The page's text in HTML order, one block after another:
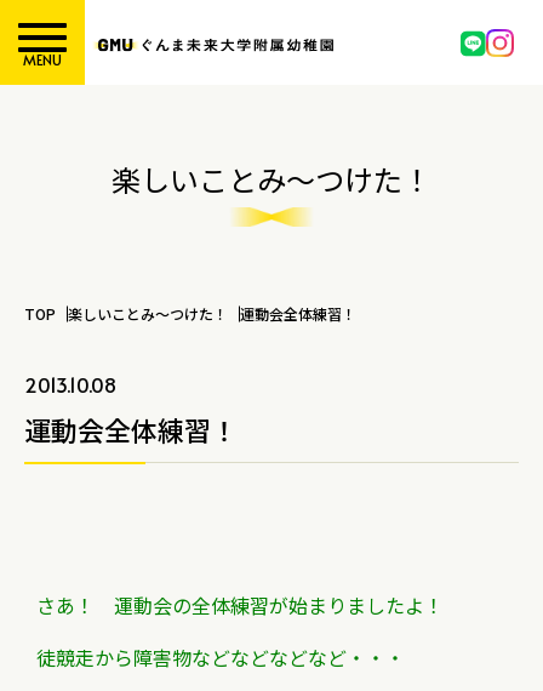
MENU
楽しいことみ～つけた！
TOP 楽しいことみ～つけた！ 運動会全体練習！
2013.10.08
運動会全体練習！
さあ！ 運動会の全体練習が始まりましたよ！
徒競走から障害物などなどなどなど・・・